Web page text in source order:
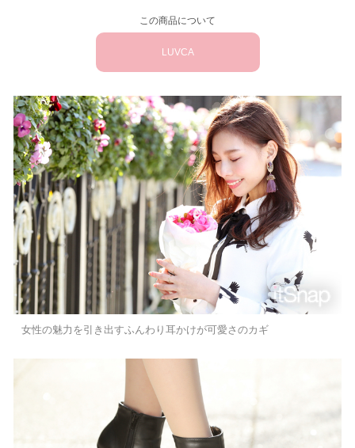
この商品について
LUVCA
女性の魅力を引き出すふんわり耳かけが可愛さのカギ